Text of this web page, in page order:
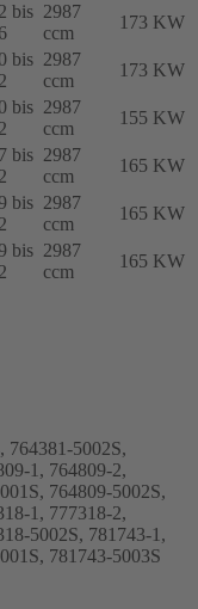
bis 2987
ccm
173 KW
bis 2987
ccm
173 KW
bis 2987
ccm
155 KW
bis 2987
ccm
165 KW
bis 2987
ccm
165 KW
bis 2987
ccm
165 KW
764381-5002S,
1, 764809-2,
764809-5002S,
1, 777318-2,
5002S, 781743-1,
781743-5003S